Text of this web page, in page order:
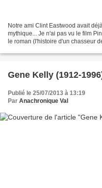
Notre ami Clint Eastwood avait
mythique... Je n'ai pas vu le film
le roman (l'histoire d'un chasseur
Gene Kelly (1912-
Publié le 25/07/2013 à 13:19
Par Anachronique Val